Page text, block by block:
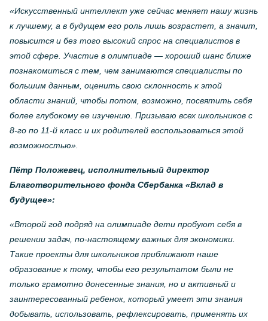
«Искусственный интеллект уже сейчас меняет нашу жизнь
к лучшему, а в будущем его роль лишь возрастет, а значит,
повысится и без того высокий спрос на специалистов в
этой сфере. Участие в олимпиаде — хороший шанс ближе
познакомиться с тем, чем занимаются специалисты по
большим данным, оценить свою склонность к этой
области знаний, чтобы потом, возможно, посвятить себя
более глубокому ее изучению. Призываю всех школьников с
8-го по 11-й класс и их родителей воспользоваться этой
возможностью».
Пётр Положевец, исполнительный директор
Благотворительного фонда Сбербанка «Вклад в
будущее»:
«Второй год подряд на олимпиаде дети пробуют себя в
решении задач, по-настоящему важных для экономики.
Такие проекты для школьников приближают наше
образование к тому, чтобы его результатом были не
только грамотно донесенные знания, но и активный и
заинтересованный ребенок, который умеет эти знания
добывать, использовать, рефлексировать, применять их